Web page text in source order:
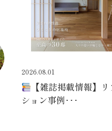
2026.08.01
【雑誌掲載情報】
ション事例･･･